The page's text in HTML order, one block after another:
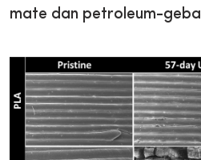
mate dan petroleum-